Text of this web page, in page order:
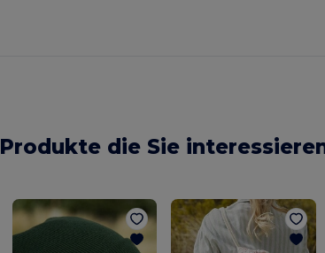
Produkte die Sie